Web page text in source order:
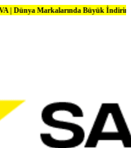
Büyük İndirimler